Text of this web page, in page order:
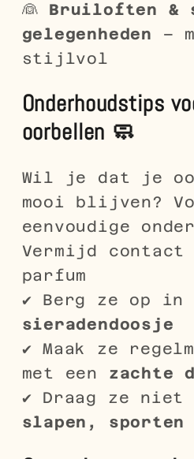
👰 Bruiloften &
gelegenheden –
stijlvol
Onderhoudstips
oorbellen 🧼
Wil je dat je
mooi blijven?
eenvoudige
Vermijd contact
parfum
✔ Berg ze op in
sieradendoosje
✔ Maak ze
met een zachte
✔ Draag ze
slapen, sporten